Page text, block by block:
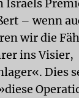
Israels
– wenn
wir die
ins Visier,
Dies